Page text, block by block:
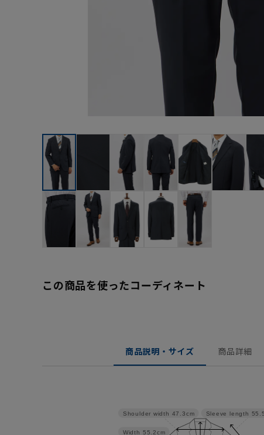
この商品を使ったコーディネート
商品説明・サイズ 商品詳細
Sleeve length
Width 55.2cm
Shoulder width 47.3cm